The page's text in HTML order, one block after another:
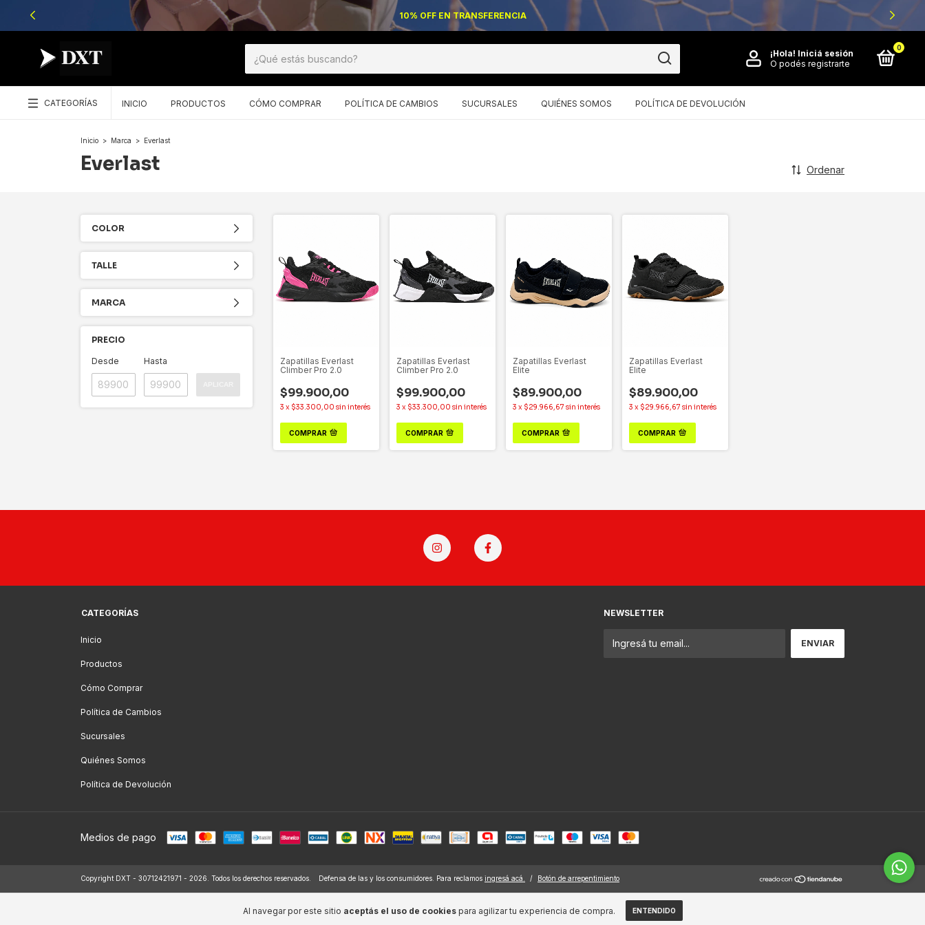
10% OFF EN TRANSFERENCIA
¡Hola! Iniciá sesión
O podés registrarte
0
CATEGORÍAS INICIO PRODUCTOS CÓMO COMPRAR POLÍTICA DE CAMBIOS SUCURSALES QUIÉNES SOMOS POLÍTICA DE DEVOLUCIÓN
Al navegar por este sitio aceptás el uso de cookiespara agilizar tu experiencia de compra. ENTENDIDO
Inicio > Marca > Everlast
Everlast Ordenar
COLOR
TALLE
MARCA
PRECIO
Desde Hasta
Zapatillas Everlast
Climber Pro 2.0
$99.900,00
3 x $33.300,00 sin interés
COMPRAR
Zapatillas Everlast
Climber Pro 2.0
$99.900,00
3 x $33.300,00 sin interés
COMPRAR
Zapatillas Everlast
Elite
$89.900,00
3 x $29.966,67 sin interés
COMPRAR
Zapatillas Everlast
Elite
$89.900,00
3 x $29.966,67 sin interés
COMPRAR
CATEGORÍAS
Inicio
Productos
Cómo Comprar
Política de Cambios
Sucursales
Quiénes Somos
Política de Devolución
NEWSLETTER
Medios de pago
Copyright DXT - 30712421971 - 2026. Todos los derechos reservados. Defensa de las y los consumidores. Para reclamos ingresá acá. / Botón de arrepentimiento